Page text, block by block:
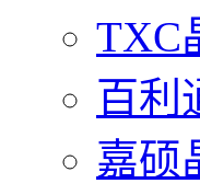
TXC
百利
嘉硕